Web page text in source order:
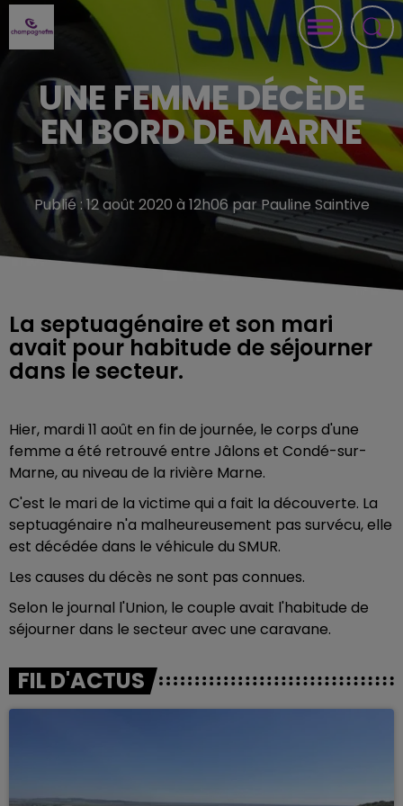
UNE FEMME DÉCÈDE
EN BORD DE MARNE
Publié : 12 août 2020 à 12h06 par Pauline Saintive
La septuagénaire et son mari
avait pour habitude de séjourner
dans le secteur.
Hier, mardi 11 août en fin de journée, le corps d'une
femme a été retrouvé entre Jâlons et Condé-sur-
Marne, au niveau de la rivière Marne.
C'est le mari de la victime qui a fait la découverte. La
septuagénaire n'a malheureusement pas survécu, elle
est décédée dans le véhicule du SMUR.
Les causes du décès ne sont pas connues.
Selon le journal l'Union, le couple avait l'habitude de
séjourner dans le secteur avec une caravane.
FIL D'ACTUS